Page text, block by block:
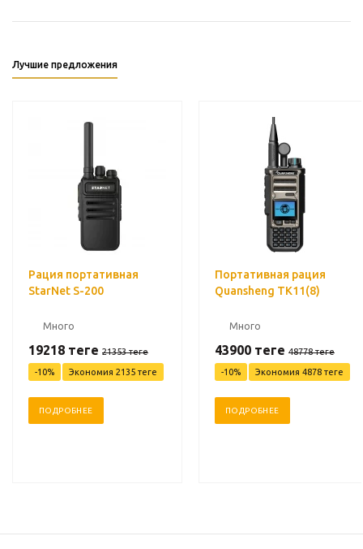
Лучшие предложения
Рация портативная
StarNet S-200
Много
19218 теңге 21353теңге
-10% Экономия 2135 теңге
ПОДРОБНЕЕ
Портативная рация
Quansheng TK11(8)
Много
43900 теңге 48778теңге
-10% Экономия 4878 теңге
ПОДРОБНЕЕ